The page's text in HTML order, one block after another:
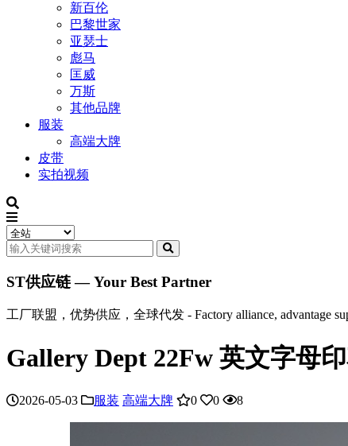
新百伦
巴黎世家
亚瑟士
彪马
匡威
万斯
其他品牌
服装
高端大牌
皮带
实拍视频
ST供应链 — Your Best Partner
工厂联盟，优势供应，全球代发 - Factory alliance, advantage
Gallery Dept 22Fw 英文字母
2026-05-03 服装 高端大牌 0 0 8